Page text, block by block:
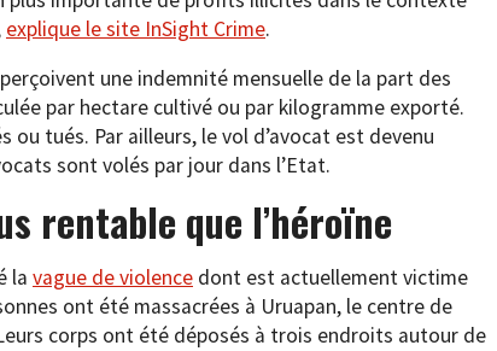
explique le site InSight Crime.
une indemnité mensuelle de la part des
par hectare cultivé ou par kilogramme exporté.
ou tués. Par ailleurs, le vol d’avocat est devenu
sont volés par jour dans l’Etat.
rentable que l’héroïne
la vague de violence dont est actuellement victime
ont été massacrées à Uruapan, le centre de
corps ont été déposés à trois endroits autour de